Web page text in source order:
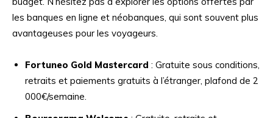
les banques en ligne et néobanques, qui sont souvent plus
avantageuses pour les voyageurs.
Fortuneo Gold Mastercard : Gratuite sous conditions,
retraits et paiements gratuits à l’étranger, plafond de 2
000€/semaine.